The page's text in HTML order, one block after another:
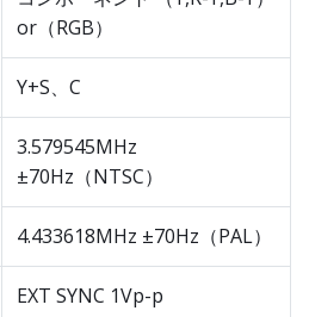
or（RGB）
Y+S、C
3.579545MHz
±70Hz（NTSC）
4.433618MHz ±70Hz（PAL）
EXT SYNC 1Vp-p